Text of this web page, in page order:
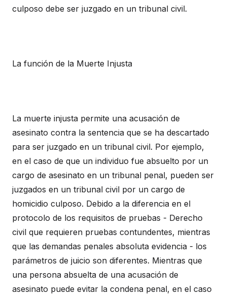
culposo debe ser juzgado en un tribunal civil.
La función de la Muerte Injusta
La muerte injusta permite una acusación de
asesinato contra la sentencia que se ha descartado
para ser juzgado en un tribunal civil. Por ejemplo,
en el caso de que un individuo fue absuelto por un
cargo de asesinato en un tribunal penal, pueden ser
juzgados en un tribunal civil por un cargo de
homicidio culposo. Debido a la diferencia en el
protocolo de los requisitos de pruebas - Derecho
civil que requieren pruebas contundentes, mientras
que las demandas penales absoluta evidencia - los
parámetros de juicio son diferentes. Mientras que
una persona absuelta de una acusación de
asesinato puede evitar la condena penal, en el caso